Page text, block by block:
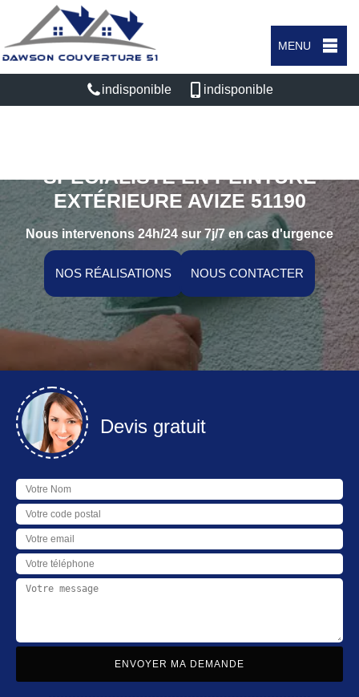
MENU
indisponible indisponible
SPÉCIALISTE EN PEINTURE
EXTÉRIEURE AVIZE 51190
Nous intervenons 24h/24 sur 7j/7 en cas d'urgence
NOS RÉALISATIONS NOUS CONTACTER
Devis gratuit